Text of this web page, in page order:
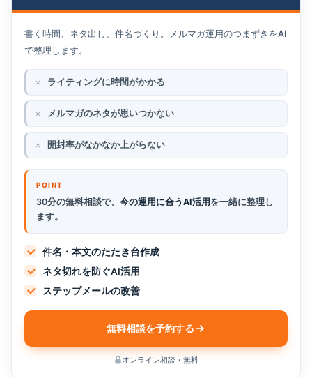
書く時間、ネタ出し、件名づくり。メルマガ運用のつまずきをAI
で整理します。
ライティングに時間がかかる
メルマガのネタが思いつかない
開封率がなかなか上がらない
30分の無料相談で、 今の運用に合うAI活用 を一緒に整理し
ます。
件名・本文のたたき台作成
ネタ切れを防ぐAI活用
ステップメールの改善
無料相談を予約する
オンライン相談・無料